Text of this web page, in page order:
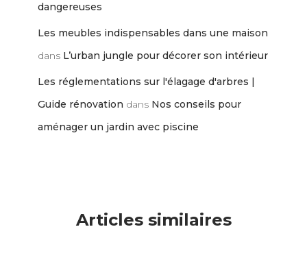
dangereuses
Les meubles indispensables dans une maison
dans L’urban jungle pour décorer son intérieur
Les réglementations sur l'élagage d'arbres |
Guide rénovation dans Nos conseils pour
aménager un jardin avec piscine
Articles similaires